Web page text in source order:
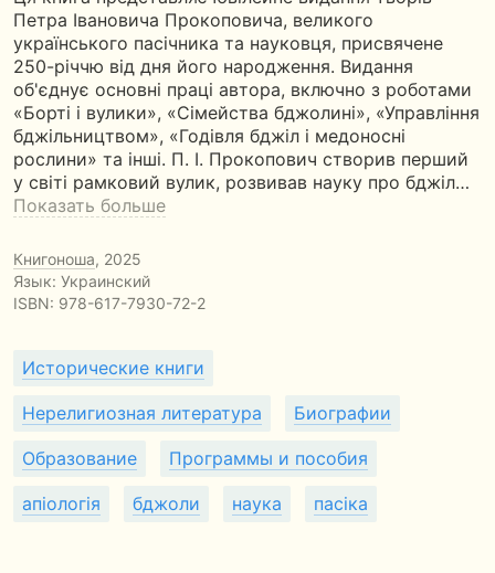
Петра Івановича Прокоповича, великого
українського пасічника та науковця, присвячене
250-річчю від дня його народження. Видання
об'єднує основні праці автора, включно з роботами
«Борті і вулики», «Сімейства бджолині», «Управління
бджільництвом», «Годівля бджіл і медоносні
рослини» та інші. П. І. Прокопович створив перший
у світі рамковий вулик, розвивав науку про бджіл…
Показать больше
Книгоноша, 2025
Язык: Украинский
ISBN: 978-617-7930-72-2
Исторические книги
Нерелигиозная литература Биографии
Образование Программы и пособия
апіологія бджоли наука пасіка